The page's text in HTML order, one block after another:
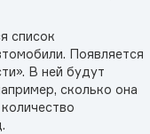
список
Появляется
В ней будут
сколько она